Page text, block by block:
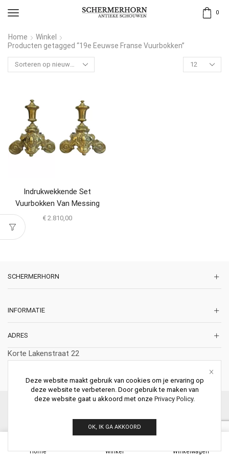
0
Home
Winkel
Producten getagged “19e Eeuwse Franse Vuurbokken”
Indrukwekkende Set
Vuurbokken Van Messing
€ 2.810,00
SCHERMERHORN
INFORMATIE
ADRES
Korte Lakenstraat 22
Nederland
© 2026 Schermerhorn Antieke Schouwen. All Rights Reserved.
Home Winkel Winkelwagen
Deze website maakt gebruik van cookies om je ervaring op
deze website te verbeteren. Door gebruik te maken van
deze website gaat u akkoord met onze Privacy Policy.
OK, IK GA AKKOORD